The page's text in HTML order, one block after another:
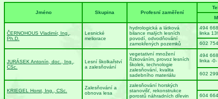
Jméno Skupina Profesní zaměření
ČERNOHOUS Vladimír, Ing.,
Ph.D.
Lesnické
meliorace
hydrologická a látková
bilance malých lesních
povodí, odvodňování
zamokřených pozemků
494
linka
602
JURÁSEK Antonín, doc., Ing.,
CSc.
Lesní školkařství
a zalesňování
vegetativní množení
řízkováním, provoz lesních
školek, technologie
zalesňování, kvalita
sadebního materiálu
494
linka -0-
602
KRIEGEL Horst, Ing., CSc.
Zalesňování a
obnova lesa
zalesňování horských
stanovišť, rekonstrukce
porostů náhradních dřevin
604